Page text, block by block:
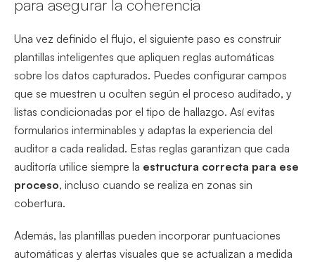
para asegurar la coherencia
Una vez definido el flujo, el siguiente paso es construir
plantillas inteligentes que apliquen reglas automáticas
sobre los datos capturados. Puedes configurar campos
que se muestren u oculten según el proceso auditado, y
listas condicionadas por el tipo de hallazgo. Así evitas
formularios interminables y adaptas la experiencia del
auditor a cada realidad. Estas reglas garantizan que cada
auditoría utilice siempre la estructura correcta para ese
proceso, incluso cuando se realiza en zonas sin
cobertura.
Además, las plantillas pueden incorporar puntuaciones
automáticas y alertas visuales que se actualizan a medida